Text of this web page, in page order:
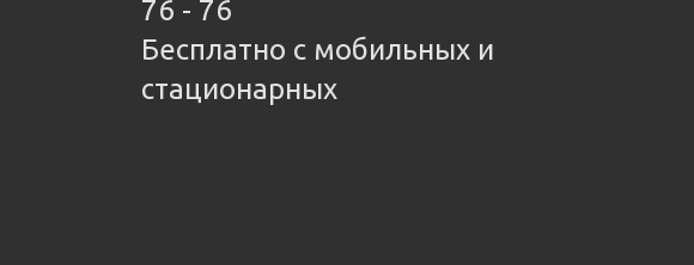
76 - 76
Бесплатно с мобильных и
стационарных